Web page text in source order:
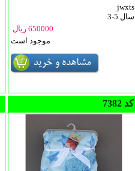
jwxts
3-5 سال
650000 ریال
موجود است
7382 کد